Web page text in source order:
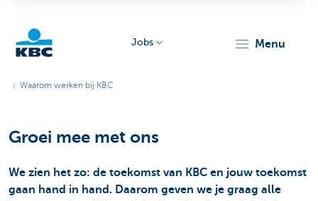
Jobs menu
Waarom werken bij KBC
Groei mee met ons
We zien het zo: de toekomst van KBC en jouw toekomst
gaan hand in hand. Daarom geven we je graag alle